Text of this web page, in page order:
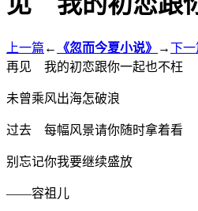
上一篇 ← 《忽而今夏小说》 →下一
再见 我的初恋跟你一起也不枉
未曾乘风出海怎破浪
过去 每幅风景请你随时拿着看
别忘记你我要继续盛放
——容祖儿